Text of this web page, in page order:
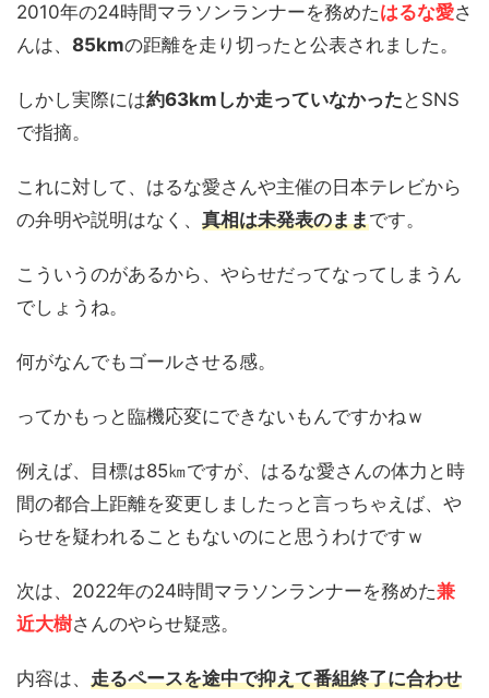
2010年の24時間マラソンランナーを務めたはるな愛さ
んは、 85kmの距離を走り切ったと公表されました。
しかし実際には約63kmしか走っていなかった とSNS
で指摘。
これに対して、はるな愛さんや主催の日本テレビから
の弁明や説明はなく、 真相は未発表のままです。
こういうのがあるから、やらせだってなってしまうん
でしょうね。
何がなんでもゴールさせる感。
ってかもっと臨機応変にできないもんですかねｗ
例えば、目標は85㎞ですが、はるな愛さんの体力と時
間の都合上距離を変更しましたっと言っちゃえば、や
らせを疑われることもないのにと思うわけですｗ
次は、2022年の24時間マラソンランナーを務めた兼
近大樹さんのやらせ疑惑。
内容は、 走るペースを途中で抑えて番組終了に合わせ